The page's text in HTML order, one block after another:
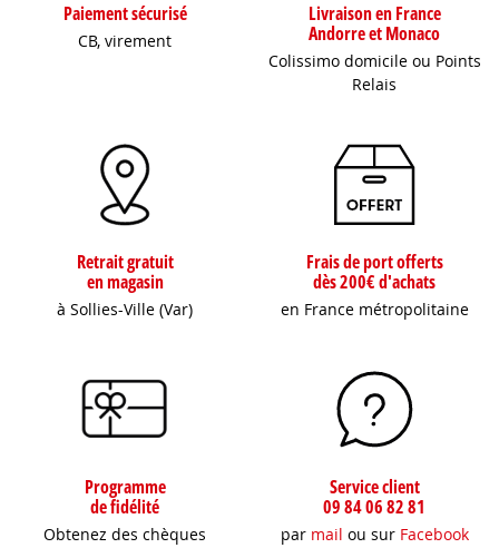
Paiement sécurisé
CB, virement
Livraison en France
Andorre et Monaco
Colissimo domicile ou Points
Relais
Retrait gratuit
en magasin
à Sollies-Ville (Var)
Frais de port offerts
dès 200€ d'achats
en France métropolitaine
Programme
de fidélité
Obtenez des chèques
Service client
09 84 06 82 81
par mail ou sur Facebook